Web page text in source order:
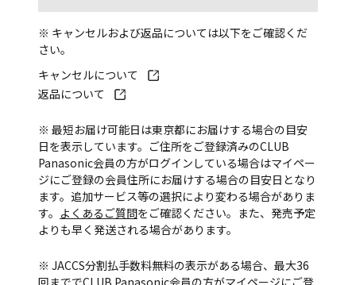
※ キャンセルおよび返品については以下をご確認くだ
さい。
キャンセルについて
返品について
※ 最短お届け可能日は東京都にお届けする場合の目安
日を表示しています。ご住所をご登録済みのCLUB
Panasonic会員の方がログインしている場合はマイペー
ジにご登録の会員住所にお届けする場合の目安日となり
ます。追加サービス等の選択により変わる場合がありま
す。 よくあるご質問をご確認ください。また、発売予定
よりも早く発送される場合があります。
※ JACCS分割払手数料無料の表示がある場合、最大36
回まででCLUB Panasonic会員の方がマイページにご登